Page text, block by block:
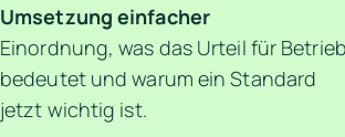
Umsetzung einfacher
Einordnung, was das Urteil für
bedeutet und warum ein Standard
jetzt wichtig ist.